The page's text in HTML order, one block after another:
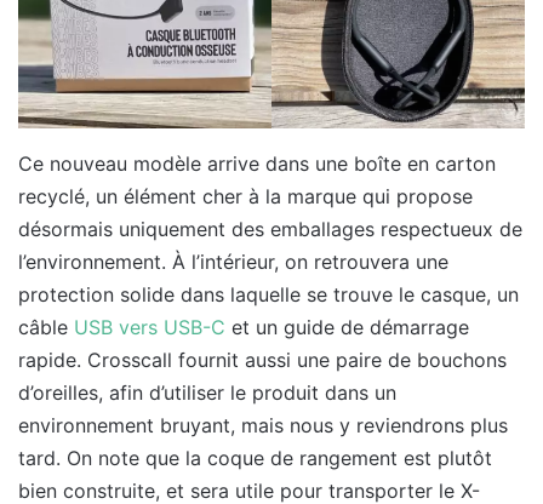
Ce nouveau modèle arrive dans une boîte en carton
recyclé, un élément cher à la marque qui propose
désormais uniquement des emballages respectueux de
l’environnement. À l’intérieur, on retrouvera une
protection solide dans laquelle se trouve le casque, un
câble USB vers USB-C et un guide de démarrage
rapide. Crosscall fournit aussi une paire de bouchons
d’oreilles, afin d’utiliser le produit dans un
environnement bruyant, mais nous y reviendrons plus
tard. On note que la coque de rangement est plutôt
bien construite, et sera utile pour transporter le X-